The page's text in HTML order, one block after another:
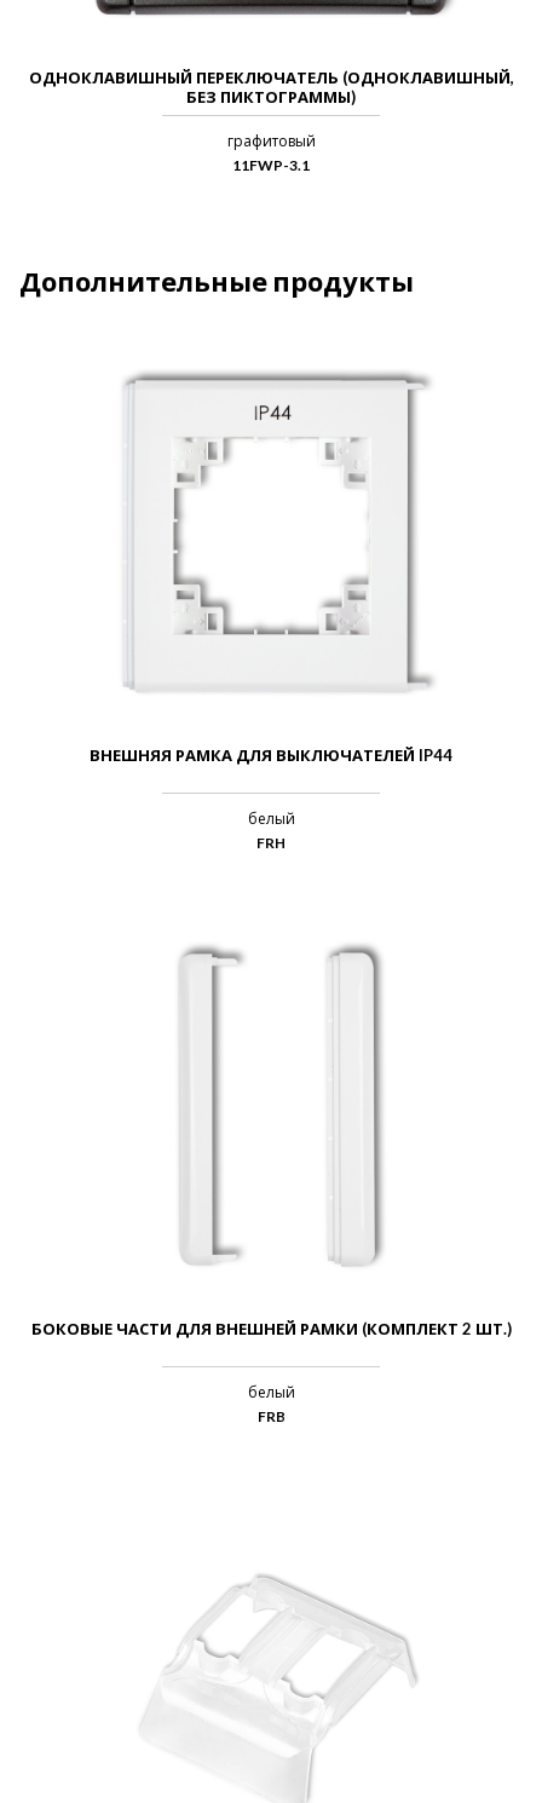
ОДНОКЛАВИШНЫЙ ПЕРЕКЛЮЧАТЕЛЬ (ОДНОКЛАВИШНЫЙ,
БЕЗ ПИКТОГРАММЫ)
графитовый
11FWP-3.1
Дополнительные продукты
ВНЕШНЯЯ РАМКА ДЛЯ ВЫКЛЮЧАТЕЛЕЙ IP44
белый
FRH
БОКОВЫЕ ЧАСТИ ДЛЯ ВНЕШНЕЙ РАМКИ (КОМПЛЕКТ 2 ШТ.)
белый
FRB